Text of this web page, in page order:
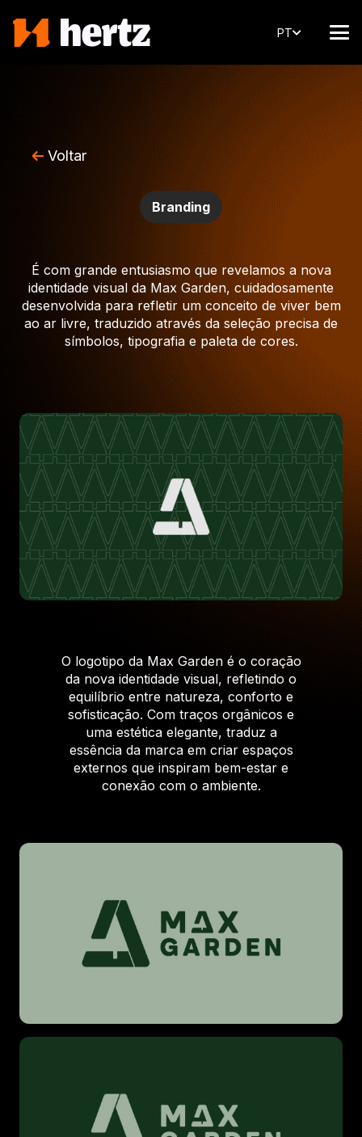
PT
Voltar
Branding
É com grande entusiasmo que revelamos a nova
identidade visual da Max Garden, cuidadosamente
desenvolvida para refletir um conceito de viver bem
ao ar livre, traduzido através da seleção precisa de
símbolos, tipografia e paleta de cores.
O logotipo da Max Garden é o coração
da nova identidade visual, refletindo o
equilíbrio entre natureza, conforto e
sofisticação. Com traços orgânicos e
uma estética elegante, traduz a
essência da marca em criar espaços
externos que inspiram bem-estar e
conexão com o ambiente.